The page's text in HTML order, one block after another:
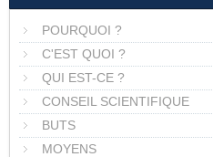
POURQUOI ?
C'EST QUOI ?
QUI EST-CE ?
CONSEIL SCIENTIFIQUE
BUTS
MOYENS